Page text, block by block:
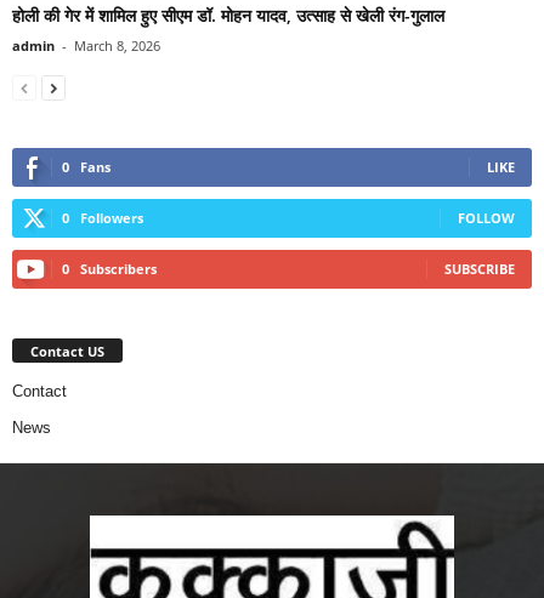
होली की गेर में शामिल हुए सीएम डॉ. मोहन यादव, उत्साह से खेली रंग-गुलाल
admin - March 8, 2026
0 Fans LIKE
0 Followers FOLLOW
0 Subscribers SUBSCRIBE
Contact US
Contact
News